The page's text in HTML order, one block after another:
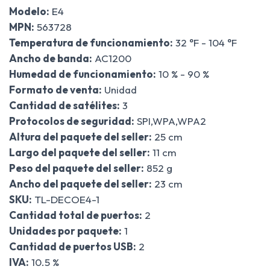
Modelo: E4
MPN: 563728
Temperatura de funcionamiento: 32 °F - 104 °F
Ancho de banda: AC1200
Humedad de funcionamiento: 10 % - 90 %
Formato de venta: Unidad
Cantidad de satélites: 3
Protocolos de seguridad: SPI,WPA,WPA2
Altura del paquete del seller: 25 cm
Largo del paquete del seller: 11 cm
Peso del paquete del seller: 852 g
Ancho del paquete del seller: 23 cm
SKU: TL-DECOE4-1
Cantidad total de puertos: 2
Unidades por paquete: 1
Cantidad de puertos USB: 2
IVA: 10.5 %